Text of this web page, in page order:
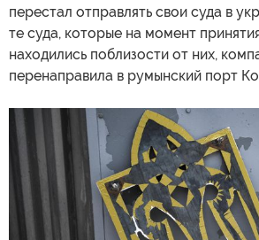
перестал отправлять свои суда в
те суда, которые на момент
находились поблизости от них,
перенаправила в румынский порт